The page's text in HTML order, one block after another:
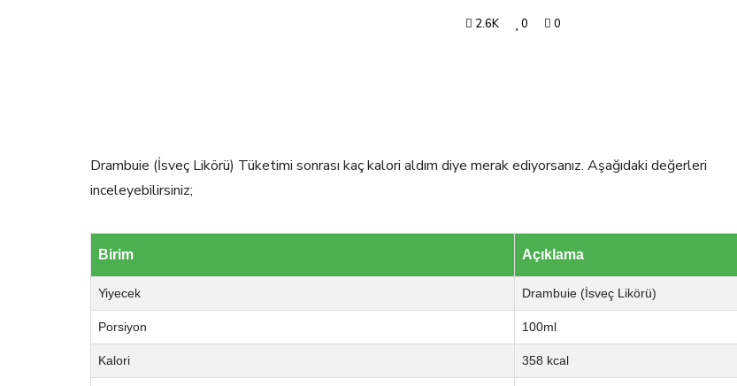
2.6K 0 0
Drambuie (İsveç Likörü) Tüketimi sonrası kaç kalori aldım diye merak ediyorsanız. Aşağıdaki değerleri
inceleyebilirsiniz;
Birim Açıklama
Yiyecek Drambuie (İsveç Likörü)
Porsiyon 100ml
Kalori 358 kcal